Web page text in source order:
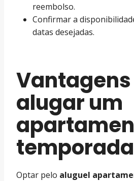
reembolso.
Confirmar a
datas desejadas.
alugar um
temporada
Optar pelo aluguel